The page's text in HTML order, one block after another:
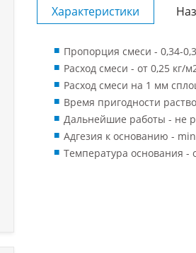
Характеристики
Пропорция смеси - 0,34-
Расход смеси - от 0,25 кг/м
Расход смеси на 1 мм
Время пригодности
Дальнейшие работы - не
Адгезия к основанию -
Температура основания -